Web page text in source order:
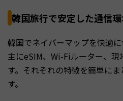
韓国旅行で安定した通信
韓国でネイバーマップを快適に
主にeSIM、Wi-Fiルーター、現
す。それぞれの特徴を簡単に
す。